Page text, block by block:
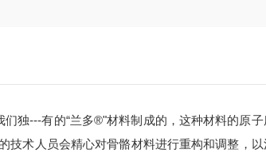
们独---有的“兰多®"材料制成的，这种材料的原
技术人员会精心对骨骼材料进行重构和调整，